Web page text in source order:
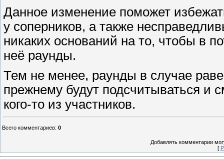
Данное изменение поможет
у соперников, а также
никаких оснований на то, чтобы в
неё раунды.
Тем не менее, раунды в случае
прежнему будут подсчитываться и
кого-то из участников.
Всего комментариев: 0
Добавлять комментарии
[